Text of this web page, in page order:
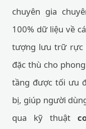
chuyên gia
100% dữ liệu về
tượng lưu trữ rực
đặc thù cho
tầng được tối ưu
bị, giúp người
qua kỹ thuật